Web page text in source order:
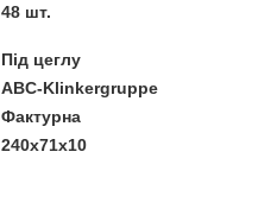
48 шт.
Під цеглу
ABC-Klinkergruppe
Фактурна
240х71х10